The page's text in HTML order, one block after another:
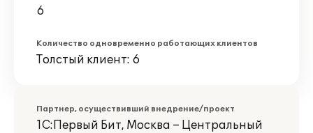
6
Количество одновременно работающих клиентов
Толстый клиент: 6
Партнер, осуществивший внедрение/проект
1С:Первый Бит, Москва – Центральный